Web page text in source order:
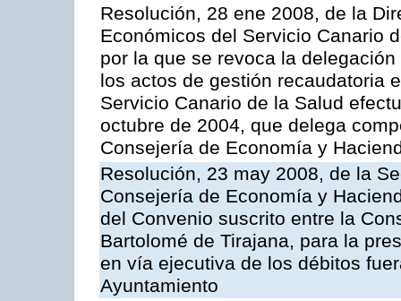
Resolución, 28 ene 2008, de la
Económicos del Servicio Canario
por la que se revoca la
los actos de gestión recaudatoria
Servicio Canario de la Salud
octubre de 2004, que delega
Consejería de Economía y
Resolución, 23 may 2008, de la
Consejería de Economía y
del Convenio suscrito entre la
Bartolomé de Tirajana, para la
en vía ejecutiva de los débitos
Ayuntamiento